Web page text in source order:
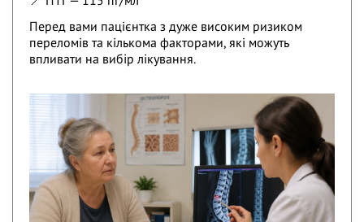
Перед вами пацієнтка з дуже високим ризиком
переломів та кількома факторами, які можуть
впливати на вибір лікування.